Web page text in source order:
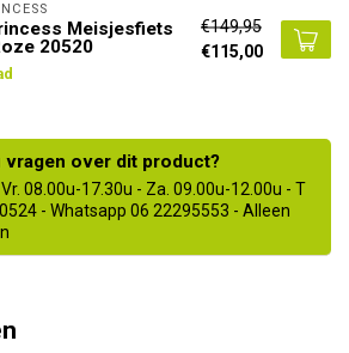
Meisjesfiets
20520
€149,95
€115,00
vragen over dit product?
08.00u-17.30u - Za. 09.00u-12.00u - T
- Whatsapp 06 22295553 - Alleen